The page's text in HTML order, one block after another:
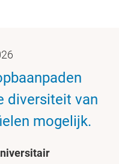
diversiteit van
mogelijk.